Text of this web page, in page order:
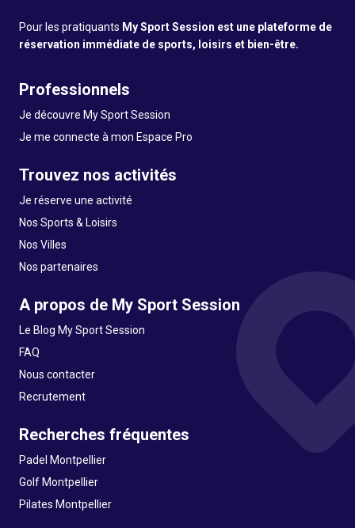
Pour les pratiquants My Sport Session est une plateforme de
réservation immédiate de sports, loisirs et bien-être.
Professionnels
Je découvre My Sport Session
Je me connecte à mon Espace Pro
Trouvez nos activités
Je réserve une activité
Nos Sports & Loisirs
Nos Villes
Nos partenaires
A propos de My Sport Session
Le Blog My Sport Session
FAQ
Nous contacter
Recrutement
Recherches fréquentes
Padel Montpellier
Golf Montpellier
Pilates Montpellier